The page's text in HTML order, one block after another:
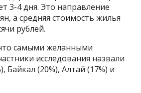
3-4 дня. Это направление
а средняя стоимость жилья
рублей.
самыми желанными
исследования назвали
Байкал (20%), Алтай (17%) и